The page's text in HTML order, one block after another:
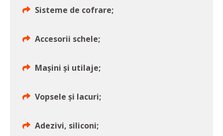
Sisteme de cofrare;
Accesorii schele;
Mașini și utilaje;
Vopsele și lacuri;
Adezivi, siliconi;